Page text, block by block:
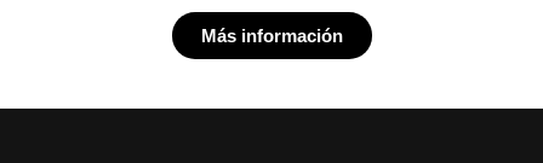
Más información